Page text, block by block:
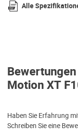
Alle
Motion XT
Haben Sie Erfahrung
Schreiben Sie eine